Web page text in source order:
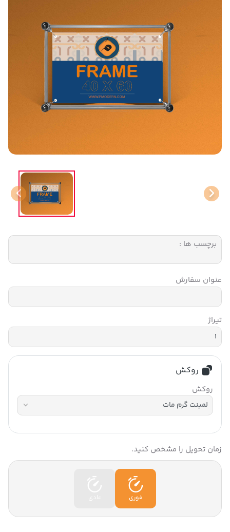
برچسب ها :
عنوان سفارش
تیراژ
روکش
روکش
زمان تحویل را مشخص کنید.
فوری